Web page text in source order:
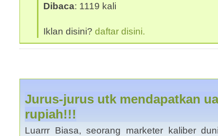
Dibaca: 1119 kali
Iklan disini? daftar disini.
Jurus-jurus utk mendapatkan
rupiah!!!
Luarrr Biasa, seorang marketer kaliber